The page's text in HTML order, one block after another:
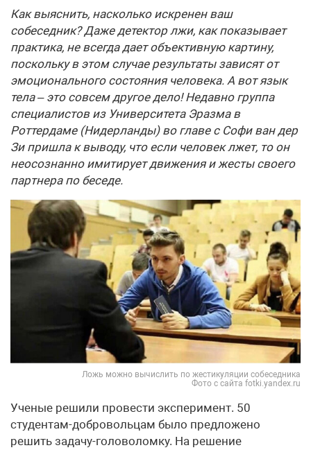
Как выяснить, насколько искренен ваш
собеседник? Даже детектор лжи, как показывает
практика, не всегда дает объективную картину,
поскольку в этом случае результаты зависят от
эмоционального состояния человека. А вот язык
тела – это совсем другое дело! Недавно группа
специалистов из Университета Эразма в
Роттердаме (Нидерланды) во главе с Софи ван дер
Зи пришла к выводу, что если человек лжет, то он
неосознанно имитирует движения и жесты своего
партнера по беседе.
Ложь можно вычислить по жестикуляции собеседника
Фото с сайта fotki.yandex.ru
Ученые решили провести эксперимент. 50
студентам-добровольцам было предложено
решить задачу-головоломку. На решение